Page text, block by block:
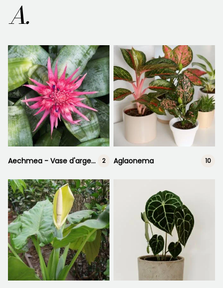
A.
Aechmea - Vase d'argent 2 Aglaonema 10